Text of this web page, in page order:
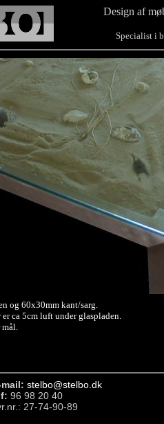
Design af
Specialist i
og 60x30mm kant/sarg.
ca 5cm luft under glaspladen.
mål.
mail: stelbo@stelbo.dk
96 98 20 40
27-74-90-89